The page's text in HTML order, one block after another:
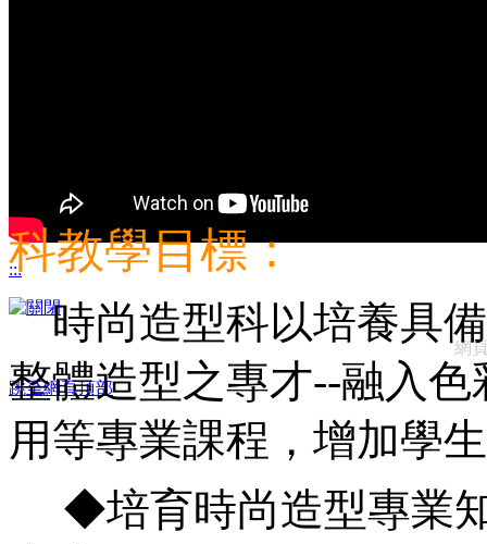
科教學目標：
時尚造型科以培養具備
整體造型之專才--融入
用等專業課程，增加學
◆培育時尚造型專業
:::
網
跳至網頁頂部